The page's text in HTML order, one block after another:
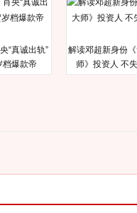
“真诚出轨”
档爆款帝
解读邓超新身份
师》投资人 不